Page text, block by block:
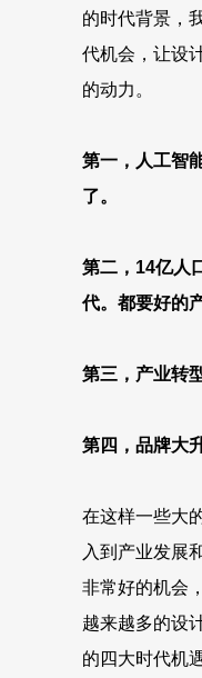
的时代背景，
代机会，让设
的动力。
第一，人工智
了。
第二，14亿人
代。都要好的
第三，产业转
第四，品牌大
在这样一些大
入到产业发展
非常好的机会
越来越多的设
的四大时代机